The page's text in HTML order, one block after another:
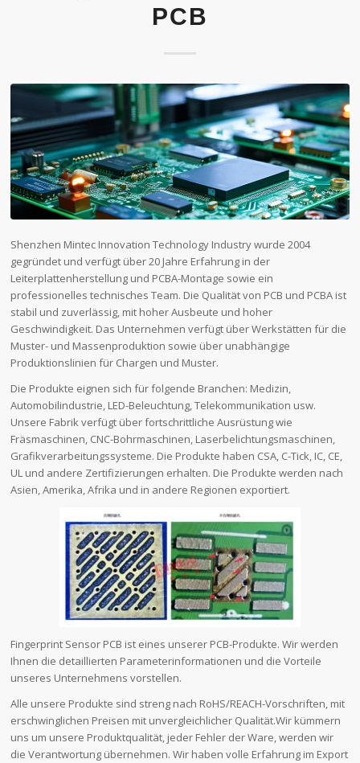
PCB
Shenzhen Mintec Innovation Technology Industry wurde 2004
gegründet und verfügt über 20 Jahre Erfahrung in der
Leiterplattenherstellung und PCBA-Montage sowie ein
professionelles technisches Team. Die Qualität von PCB und PCBA ist
stabil und zuverlässig, mit hoher Ausbeute und hoher
Geschwindigkeit. Das Unternehmen verfügt über Werkstätten für die
Muster- und Massenproduktion sowie über unabhängige
Produktionslinien für Chargen und Muster.
Die Produkte eignen sich für folgende Branchen: Medizin,
Automobilindustrie, LED-Beleuchtung, Telekommunikation usw.
Unsere Fabrik verfügt über fortschrittliche Ausrüstung wie
Fräsmaschinen, CNC-Bohrmaschinen, Laserbelichtungsmaschinen,
Grafikverarbeitungssysteme. Die Produkte haben CSA, C-Tick, IC, CE,
UL und andere Zertifizierungen erhalten. Die Produkte werden nach
Asien, Amerika, Afrika und in andere Regionen exportiert.
Fingerprint Sensor PCB ist eines unserer PCB-Produkte. Wir werden
Ihnen die detaillierten Parameterinformationen und die Vorteile
unseres Unternehmens vorstellen.
Alle unsere Produkte sind streng nach RoHS/REACH-Vorschriften, mit
erschwinglichen Preisen mit unvergleichlicher Qualität.Wir kümmern
uns um unsere Produktqualität, jeder Fehler der Ware, werden wir
die Verantwortung übernehmen. Wir haben volle Erfahrung im Export